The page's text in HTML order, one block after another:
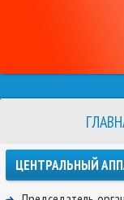
ЦЕНТРАЛЬНЫЙ